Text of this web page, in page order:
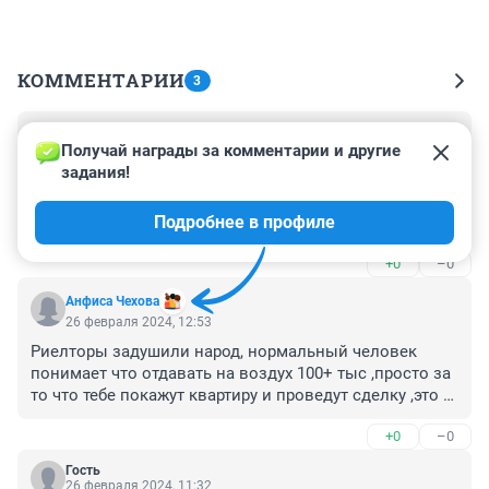
КОММЕНТАРИИ 3
26 февраля 2024, 16:20
Пора сделать этот вид деятельности
лицензированным, причём лицензию должен
получать каждый риелтор, а не только фирма, в
которой он работает. При этом запретить брать
деньги с обеих сторон сделки. Кто нанял риелтор, тот
ему и платит. И их расценки должны жёстко
тарифицироваться, как тарифы монополий! Тогда в
этой отрасли меньше будет случайных людей и
откровенных проходимцев.
+0 –0
Анфиса Чехова
Получай награды за комментарии и другие
задания!
Подробнее в профиле
26 февраля 2024, 12:53
Риелторы задушили народ, нормальный человек
понимает что отдавать на воздух 100+ тыс ,просто за
то что тебе покажут квартиру и проведут сделку ,это
пользуются услугами риелторов ,которые их же и
дурят, годами продают квартиры им .
+0 –0
Гость